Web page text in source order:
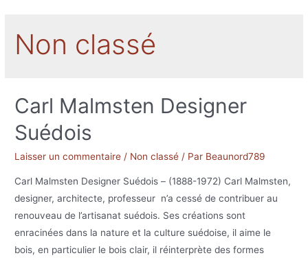
Non classé
Carl Malmsten Designer
Suédois
Laisser un commentaire / Non classé / Par Beaunord789
Carl Malmsten Designer Suédois – (1888-1972) Carl Malmsten,
designer, architecte, professeur n’a cessé de contribuer au
renouveau de l’artisanat suédois. Ses créations sont
enracinées dans la nature et la culture suédoise, il aime le
bois, en particulier le bois clair, il réinterprète des formes